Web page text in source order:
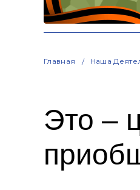
Главная Наша
Это –